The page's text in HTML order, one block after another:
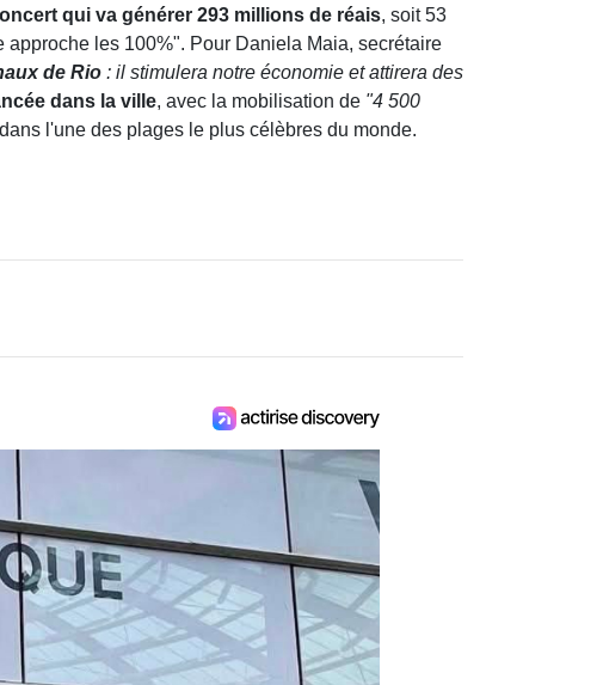
qui va générer 293 millions de réais, soit 53
les 100%". Pour Daniela Maia, secrétaire
de Rio : il stimulera notre économie et attirera des
dans la ville, avec la mobilisation de "4 500
l'une des plages le plus célèbres du monde.